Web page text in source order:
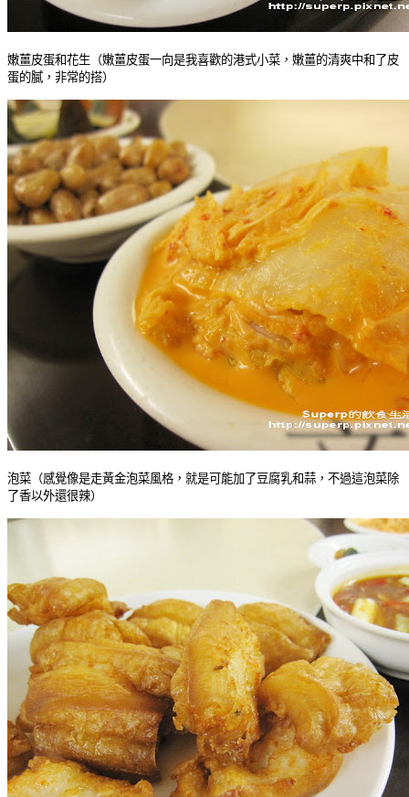
嫩薑皮蛋和花生（嫩薑皮蛋一向是我喜歡的港式小菜，嫩薑的清爽中和了皮
蛋的膩，非常的搭）
泡菜（感覺像是走黃金泡菜風格，就是可能加了豆腐乳和蒜，不過這泡菜除
了香以外還很辣）